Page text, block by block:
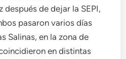
después de dejar la SEPI,
pasaron varios días
Salinas, en la zona de
en distintas